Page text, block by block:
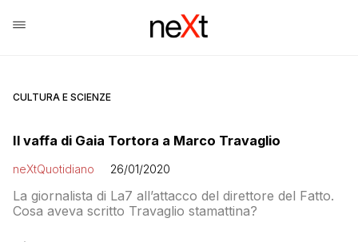
CULTURA E SCIENZE
Il vaffa di Gaia Tortora a Marco Travaglio
neXtQuotidiano 26/01/2020
La giornalista di La7 all’attacco del direttore del Fatto.
Cosa aveva scritto Travaglio stamattina?